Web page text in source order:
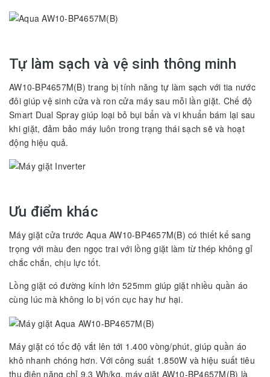
Tự làm sạch và vệ sinh thông minh
AW10-BP4657M(B) trang bị tính năng tự làm sạch với tia nước
đôi giúp vệ sinh cửa và ron cửa máy sau mỗi lần giặt. Chế độ
Smart Dual Spray giúp loại bỏ bụi bẩn và vi khuẩn bám lại sau
khi giặt, đảm bảo máy luôn trong trạng thái sạch sẽ và hoạt
động hiệu quả.
Ưu điểm khác
Máy giặt cửa trước Aqua AW10-BP4657M(B) có thiết kế sang
trọng với màu đen ngọc trai với lồng giặt làm từ thép không gỉ
chắc chắn, chịu lực tốt.
Lồng giặt có đường kính lớn 525mm giúp giặt nhiều quần áo
cùng lúc mà không lo bị vón cục hay hư hại.
Máy giặt có tốc độ vắt lên tới 1.400 vòng/phút, giúp quần áo
khô nhanh chóng hơn. Với công suất 1.850W và hiệu suất tiêu
thụ điện năng chỉ 9.3 Wh/kg, máy giặt AW10-BP4657M(B) là